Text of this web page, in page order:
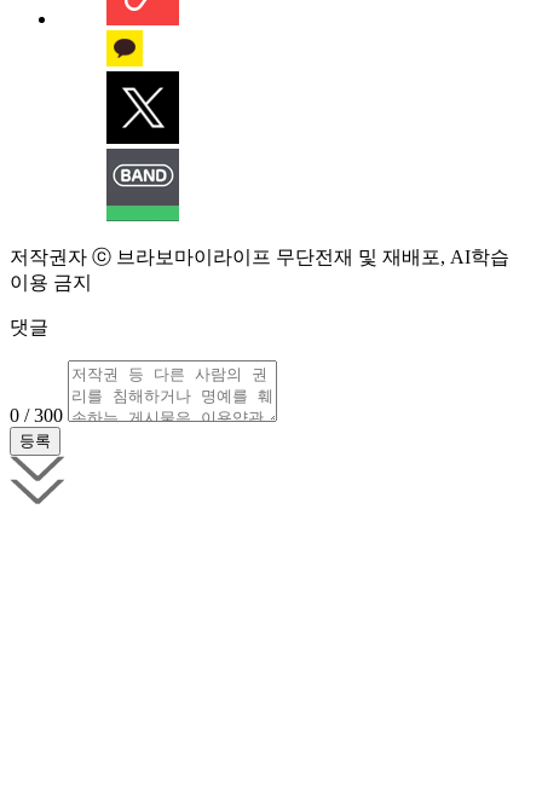
저작권자 ⓒ 브라보마이라이프 무단전재 및 재배포, AI학습
이용 금지
댓글
0 / 300